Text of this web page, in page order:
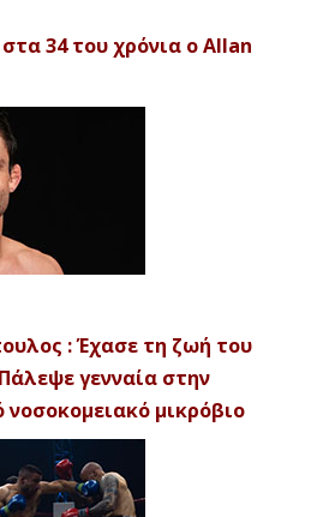
34 του χρόνια ο Allan
: Έχασε τη ζωή του
γενναία στην
μικρόβιο